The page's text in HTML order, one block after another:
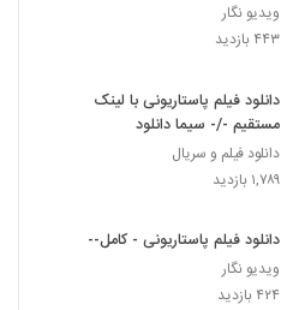
ویدیو نگار
۴۴۳ بازدید
دانلود فیلم پاستاریونی با لینک
مستقیم -/- سیما دانلود
دانلود فیلم و سریال
۱,۷۸۹ بازدید
دانلود فیلم پاستاریونی - کامل--
ویدیو نگار
۴۲۴ بازدید